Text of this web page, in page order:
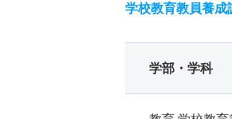
学校教育教員養成
学部・学科